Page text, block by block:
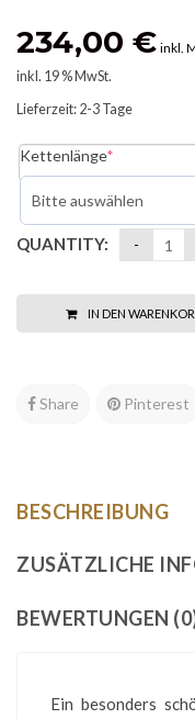
234,00 € inkl.
inkl. 19 % MwSt.
Lieferzeit: 2-3 Tage
Kettenlänge*
QUANTITY:
IN DEN
Share Pinterest
BESCHREIBUNG
ZUSÄTZLICHE
BEWERTUNGEN
Ein besonders